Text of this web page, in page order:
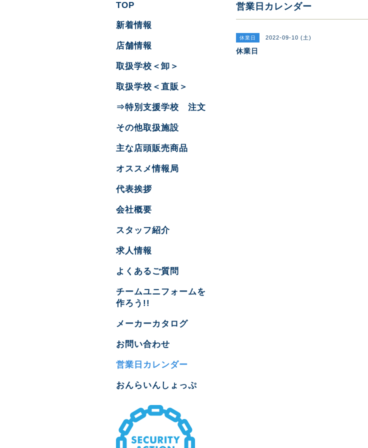
営業日カレンダー
休業日 2022-09-10 (土)
休業日
TOP
新着情報
店舗情報
取扱学校＜卸＞
取扱学校＜直販＞
⇒特別支援学校 注文
その他取扱施設
主な店頭販売商品
オススメ情報局
代表挨拶
会社概要
スタッフ紹介
求人情報
よくあるご質問
チームユニフォームを
作ろう!!
メーカーカタログ
お問い合わせ
営業日カレンダー
おんらいんしょっぷ